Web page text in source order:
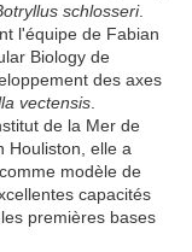
schlosseri.
l'équipe de Fabian
Biology de
des axes
vectensis
de la Mer de
Houliston, elle a
comme modèle de
capacités
premières bases